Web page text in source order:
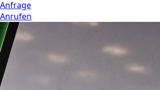
Anfrage
Anrufen